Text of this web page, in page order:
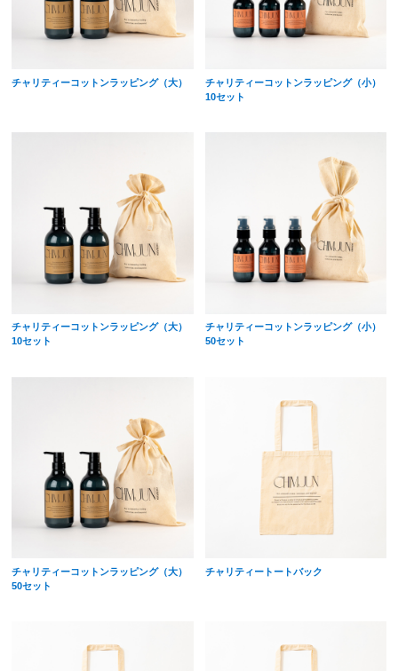
チャリティーコットンラッピング（大）
チャリティーコットンラッピング（小）
10セット
チャリティーコットンラッピング（大）
10セット
チャリティーコットンラッピング（小）
50セット
チャリティーコットンラッピング（大）
50セット
チャリティートートバック